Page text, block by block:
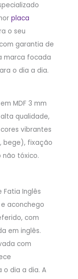
placa
o seu
garantia de
marca focada
o dia a dia.
MDF 3 mm
qualidade,
vibrantes
bege), fixação
tóxico.
Fatia Inglês
aconchego
com
em inglês.
com
dia a dia. A